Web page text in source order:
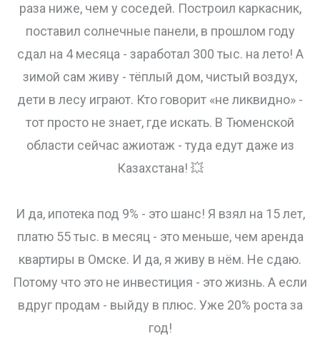
раза ниже, чем у соседей. Построил каркасник,
поставил солнечные панели, в прошлом году
сдал на 4 месяца - заработал 300 тыс. на лето! А
зимой сам живу - тёплый дом, чистый воздух,
дети в лесу играют. Кто говорит «не ликвидно» -
тот просто не знает, где искать. В Тюменской
области сейчас ажиотаж - туда едут даже из
Казахстана! 💥
И да, ипотека под 9% - это шанс! Я взял на 15 лет,
платю 55 тыс. в месяц - это меньше, чем аренда
квартиры в Омске. И да, я живу в нём. Не сдаю.
Потому что это не инвестиция - это жизнь. А если
вдруг продам - выйду в плюс. Уже 20% роста за
год!